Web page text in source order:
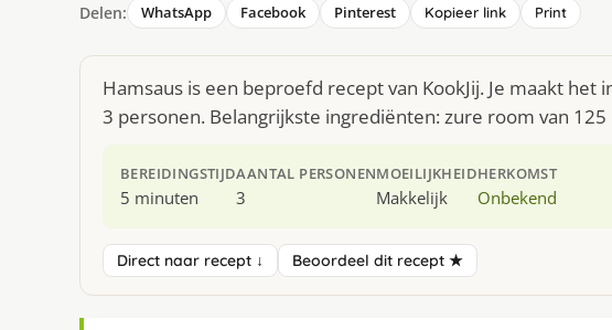
Delen: WhatsApp Facebook Pinterest Kopieer link Print
Hamsaus is een beproefd recept van KookJij. Je maakt
3 personen. Belangrijkste ingrediënten: zure room van
BEREIDINGSTIJD
5 minuten
AANTAL PERSONEN
3
MOEILIJKHEID
Makkelijk
HERKOMST
Onbekend
Direct naar recept ↓ Beoordeel dit recept ★